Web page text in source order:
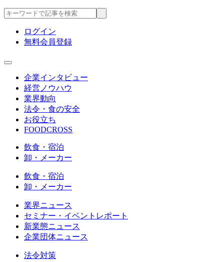
ログイン
無料会員登録
企業インタビュー
経営ノウハウ
業界動向
法令・食の安全
お役立ち
FOODCROSS
飲食・宿泊
卸・メーカー
飲食・宿泊
卸・メーカー
業界ニュース
セミナー・イベントレポート
新業態ニュース
企業団体ニュース
法令対策